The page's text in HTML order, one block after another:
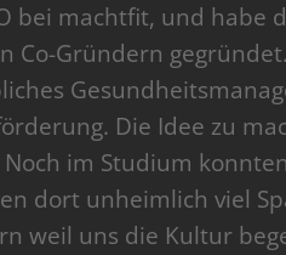
bei machtfit, und
Co-Gründern
Die Idee zu
im Studium
dort unheimlich viel
weil uns die Kultur